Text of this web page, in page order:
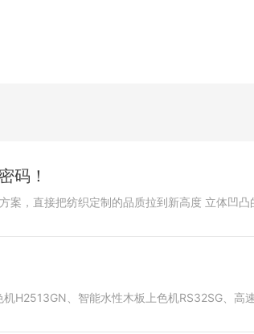
✅ 数据可存储，补板加板都快，交活时间更短！​
码！